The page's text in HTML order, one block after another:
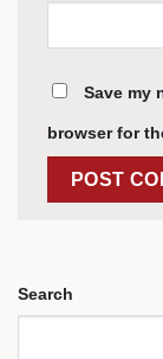
Save my
browser for
Search